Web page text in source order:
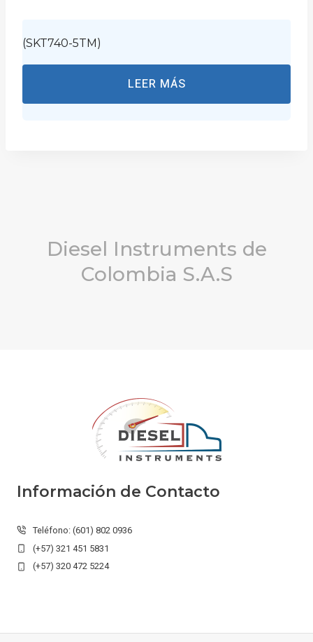
(SKT740-5TM)
LEER MÁS
Diesel Instruments de
Colombia S.A.S
Información de Contacto
Teléfono: (601) 802 0936
(+57) 321 451 5831
(+57) 320 472 5224